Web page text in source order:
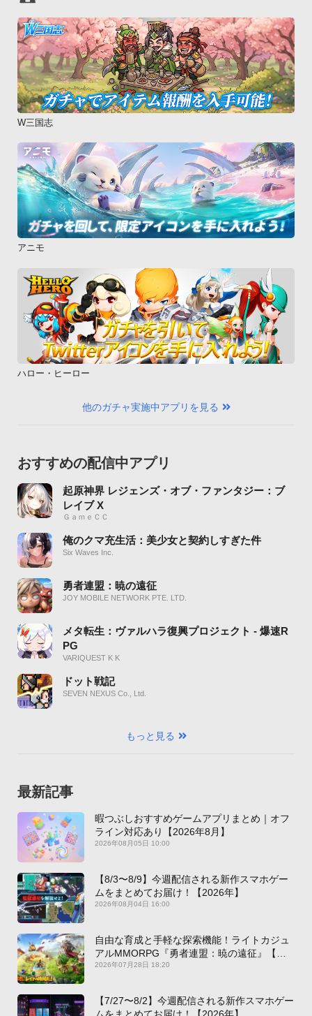
W三国志
アニモ
ハロー・ヒーロー
他のガチャ実施中アプリを見る
おすすめの配信中アプリ
起原神界 レジェンズ・オブ・ファンタジー：ブ
レイブ X
ＧａｍｅＣＣ
俺のクマ充生活：美少女と契約しすぎた件
Six Waves Inc.
勇者連盟：暁の遠征
JOY MOBILE NETWORK PTE. LTD.
メタ転生：ヴァルハラ復興プロジェクト - 爆速R
PG
VARIQUEST K K
ドット戦記
SEVEN NEXUS Co., Ltd.
もっと見る
最新記事
暇つぶしおすすめゲームアプリまとめ｜オフ
ライン対応あり【2026年8月】
2026年08月05日 10:00
【8/3〜8/9】今週配信される新作スマホゲー
ムをまとめてお届け！【2026年】
2026年08月04日 16:00
自由な育成と手軽な探索機能！ライトカジュ
アルMMORPG『勇者連盟：暁の遠征』【最
新作PICKUP】
2026年07月28日 18:20
【7/27〜8/2】今週配信される新作スマホゲー
ムをまとめてお届け！【2026年】